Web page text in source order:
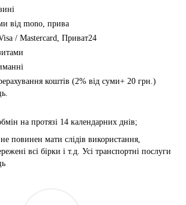
від mono, прива
/ Mastercard, Приват24
коштів (2% від суми+ 20 грн.)
на протязі 14 календарних днів;
повинен мати слідів використання,
всі бірки і т.д. Усі транспортні послуги